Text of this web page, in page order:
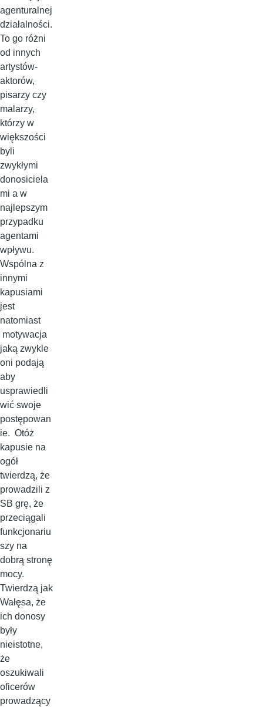
agenturalnej
działalności.
To go różni
od innych
artystów-
aktorów,
pisarzy czy
malarzy,
którzy w
większości
byli
zwykłymi
donosiciela
mi a w
najlepszym
przypadku
agentami
wpływu.
Wspólna z
innymi
kapusiami
jest
natomiast
motywacja
jaką zwykle
oni podają
aby
usprawiedli
wić swoje
postępowan
ie. Otóż
kapusie na
ogół
twierdzą, że
prowadzili z
SB grę, że
przeciągali
funkcjonariu
szy na
dobrą stronę
mocy.
Twierdzą jak
Wałęsa, że
ich donosy
były
nieistotne,
że
oszukiwali
oficerów
prowadzący